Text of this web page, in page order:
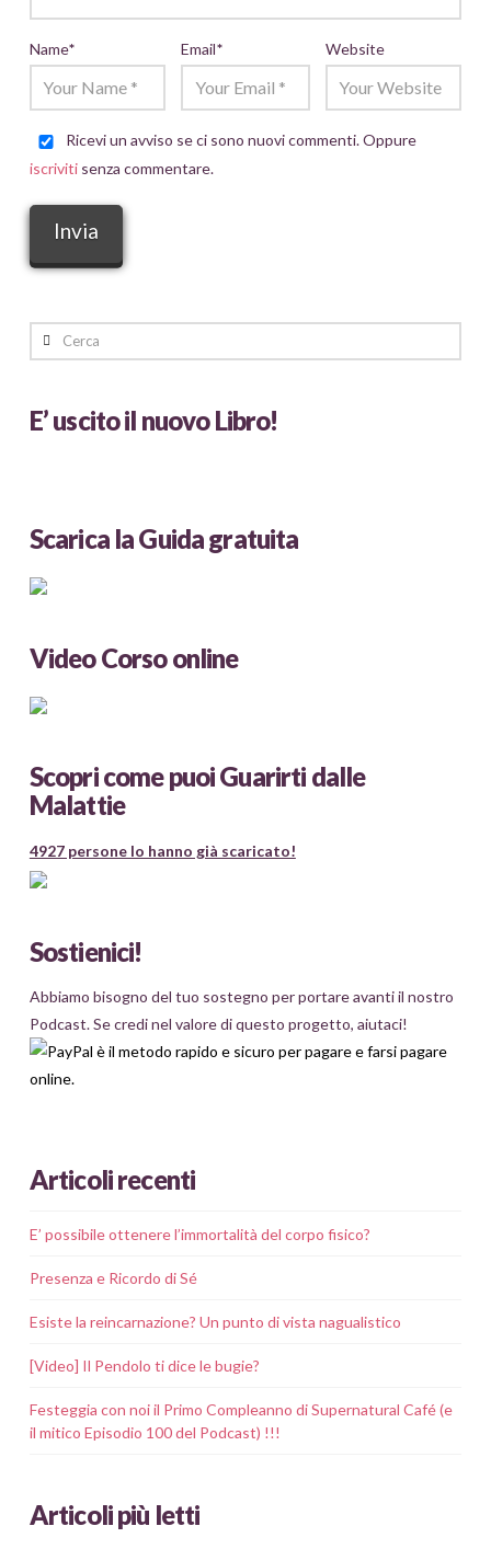
Name* Email* Website
Ricevi un avviso se ci sono nuovi commenti. Oppure
iscrivitisenza commentare.
Cerca
E’ uscito il nuovo Libro!
Scarica la Guida gratuita
Video Corso online
Scopri come puoi Guarirti dalle
Malattie
4927 persone lo hanno già scaricato!
Sostienici!
Abbiamo bisogno del tuo sostegno per portare avanti il nostro
Podcast. Se credi nel valore di questo progetto, aiutaci!
Articoli recenti
E’ possibile ottenere l’immortalità del corpo fisico?
Presenza e Ricordo di Sé
Esiste la reincarnazione? Un punto di vista nagualistico
[Video] Il Pendolo ti dice le bugie?
Festeggia con noi il Primo Compleanno di Supernatural Café (e
il mitico Episodio 100 del Podcast) !!!
Articoli più letti